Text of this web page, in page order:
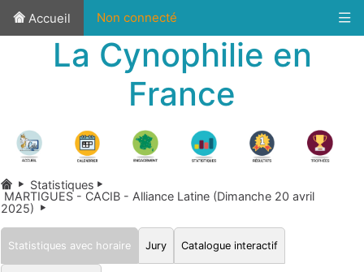
Accueil Non connecté
La Cynophilie en
France
Statistiques
MARTIGUES - CACIB - Alliance Latine (Dimanche 20 avril
2025)
Statistiques avec horaire Jury Catalogue interactif